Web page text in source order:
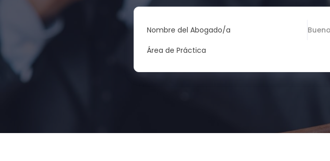
Nombre del Abogado/a
Área de Práctica